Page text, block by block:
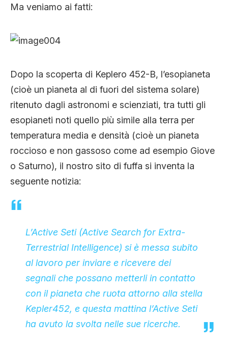
Ma veniamo ai fatti:
Dopo la scoperta di Keplero 452-B, l’esopianeta
(cioè un pianeta al di fuori del sistema solare)
ritenuto dagli astronomi e scienziati, tra tutti gli
esopianeti noti quello più simile alla terra per
temperatura media e densità (cioè un pianeta
roccioso e non gassoso come ad esempio Giove
o Saturno), il nostro sito di fuffa si inventa la
seguente notizia:
L’Active Seti (Active Search for Extra-
Terrestrial Intelligence) si è messa subito
al lavoro per inviare e ricevere dei
segnali che possano metterli in contatto
con il pianeta che ruota attorno alla stella
Kepler452, e questa mattina l’Active Seti
ha avuto la svolta nelle sue ricerche.